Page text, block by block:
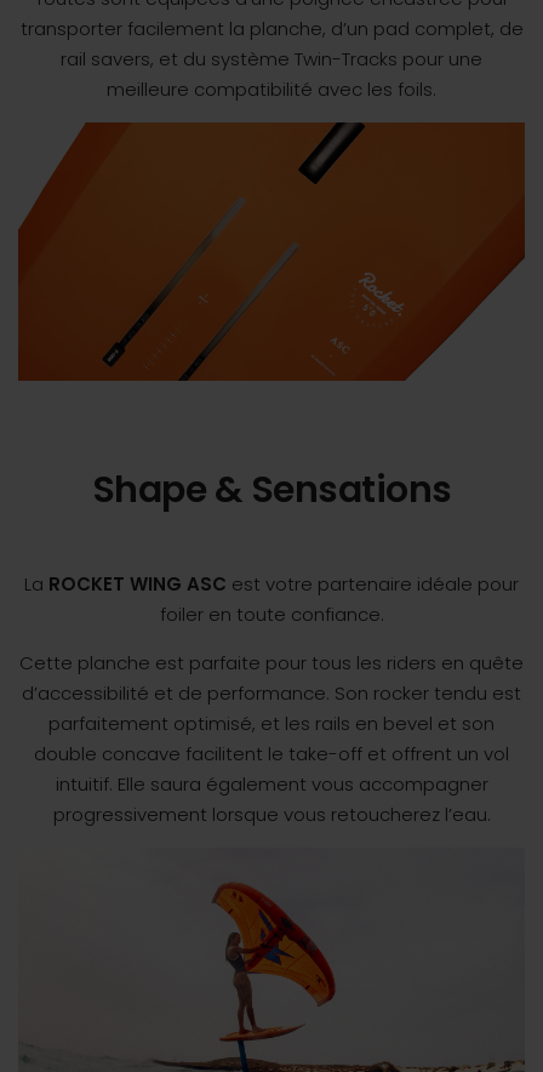
transporter facilement la planche, d’un pad complet, de
rail savers, et du système Twin-Tracks pour une
meilleure compatibilité avec les foils.
Shape & Sensations
La ROCKET WING ASC est votre partenaire idéale pour
foiler en toute confiance.
Cette planche est parfaite pour tous les riders en quête
d’accessibilité et de performance. Son rocker tendu est
parfaitement optimisé, et les rails en bevel et son
double concave facilitent le take-off et offrent un vol
intuitif. Elle saura également vous accompagner
progressivement lorsque vous retoucherez l’eau.